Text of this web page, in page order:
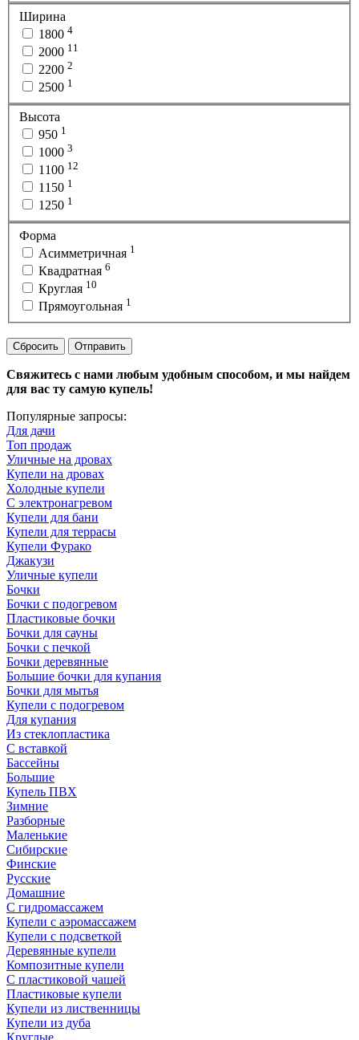
Ширина
1800 4
2000 11
2200 2
2500 1
Высота
950 1
1000 3
1100 12
1150 1
1250 1
Форма
Асимметричная 1
Квадратная 6
Круглая 10
Прямоугольная 1
Сбросить Отправить
Свяжитесь с нами любым удобным способом, и мы найдем
для вас ту самую купель!
Популярные запросы:
Для дачи
Топ продаж
Уличные на дровах
Купели на дровах
Холодные купели
С электронагревом
Купели для бани
Купели для террасы
Купели Фурако
Джакузи
Уличные купели
Бочки
Бочки с подогревом
Пластиковые бочки
Бочки для сауны
Бочки с печкой
Бочки деревянные
Большие бочки для купания
Бочки для мытья
Купели с подогревом
Для купания
Из стеклопластика
С вставкой
Бассейны
Большие
Купель ПВХ
Зимние
Разборные
Маленькие
Сибирские
Финские
Русские
Домашние
С гидромассажем
Купели с аэромассажем
Купели с подсветкой
Деревянные купели
Композитные купели
С пластиковой чашей
Пластиковые купели
Купели из лиственницы
Купели из дуба
Круглые